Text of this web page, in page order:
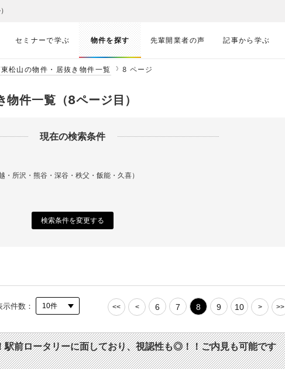
セミナーで学ぶ 物件を探す 先輩開業者の声 記事から学ぶ
松山の物件・居抜き物件一覧 8 ページ
件一覧（8ページ目）
現在の検索条件
・所沢・熊谷・深谷・秩父・飯能・久喜）
検索条件を変更する
示件数： << < 6 7 8 9 10 > >>
駅前ロータリーに面しており、視認性も◎！！ご内見も可能です